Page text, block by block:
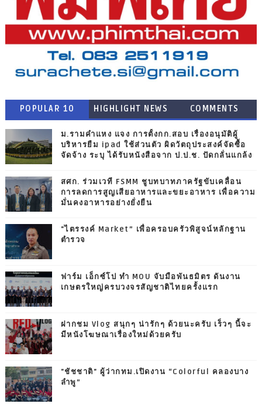
POPULAR 10 HIGHLIGHT NEWS COMMENTS
ม.รามคำแหง แจง การตั้งกก.สอบ เรื่องอนุมัติผู้
บริหารยืม ipad ใช้ส่วนตัว ผิดวัตถุประสงค์จัดซื้อ
จัดจ้าง ระบุ ได้รับหนังสือจาก ป.ป.ช. ปัดกลั่นแกล้ง
สศก. ร่วมเวที FSMM ชูบทบาทภาครัฐขับเคลื่อน
การลดการสูญเสียอาหารและขยะอาหาร เพื่อความ
มั่นคงอาหารอย่างยั่งยืน
"ไตรรงค์ Market” เพื่อครอบครัวพิสูจน์หลักฐาน
ตำรวจ
ฟาร์ม เอ็กซ์โป ทำ MOU จับมือพันธมิตร ดันงาน
เกษตรใหญ่ครบวงจรสัญชาติไทยครั้งแรก
ฝากชม Vlog สนุกๆ น่ารักๆ ด้วยนะครับ เร็วๆ นี้จะ
มีหนังโฆษณาเรื่องใหม่ด้วยครับ
"ชัชชาติ" ผู้ว่ากทม.เปิดงาน “Colorful คลองบาง
ลำพู”